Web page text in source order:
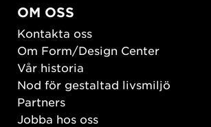
OM OSS
Kontakta oss
Om Form/Design Center
Vår historia
Nod för gestaltad livsmiljö
Partners
Jobba hos oss